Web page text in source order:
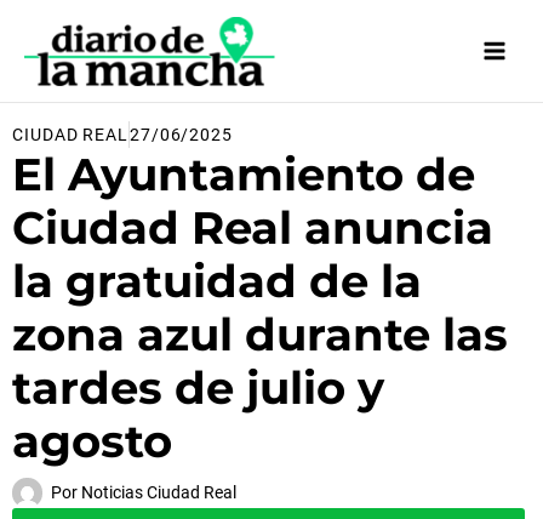
contenido
CIUDAD REAL 27/06/2025
El Ayuntamiento de
Ciudad Real anuncia
la gratuidad de la
zona azul durante las
tardes de julio y
agosto
Por Noticias Ciudad Real